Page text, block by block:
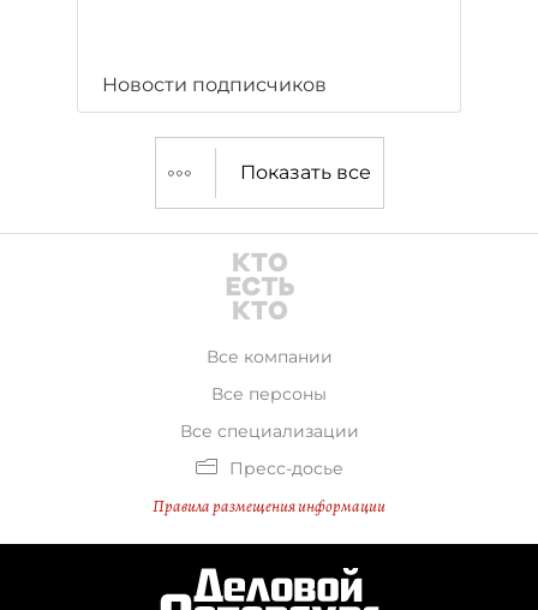
Новости подписчиков
Показать все
Все компании
Все персоны
Все специализации
Пресс-досье
Правила размещения информации